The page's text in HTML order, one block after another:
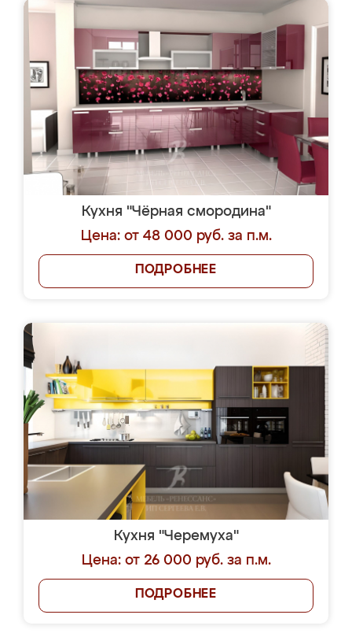
Кухня "Чёрная смородина"
Цена: от 48 000 руб. за п.м.
ПОДРОБНЕЕ
Кухня "Черемуха"
Цена: от 26 000 руб. за п.м.
ПОДРОБНЕЕ